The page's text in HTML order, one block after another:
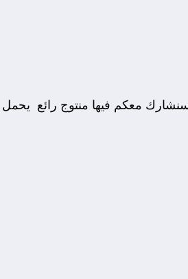
سنشارك معكم فيها منتوج رائع